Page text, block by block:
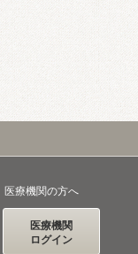
医療機関の方へ
医療機関
ログイン